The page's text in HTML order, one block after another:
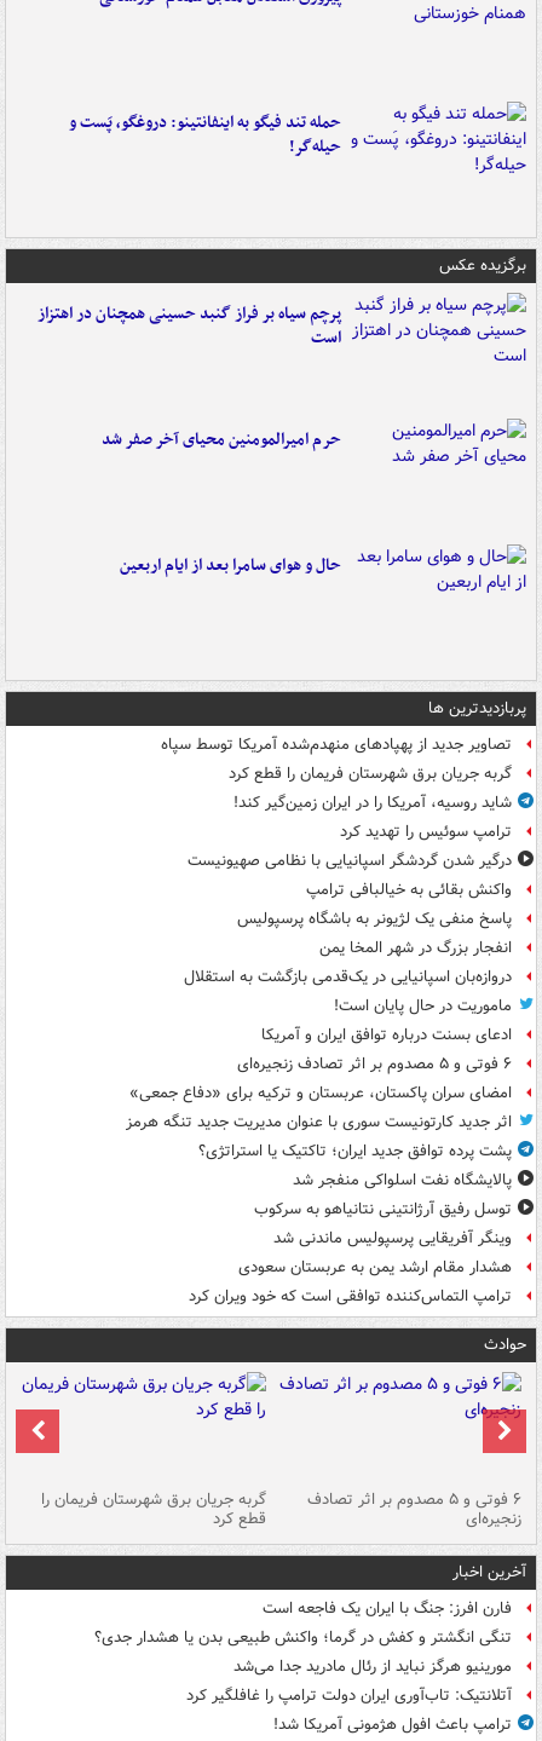
حمله تند فیگو به اینفانتینو: دروغگو، پَست‌ و
حیله‌گر!
برگزیده عکس
پرچم سیاه بر فراز گنبد حسینی همچنان در اهتزاز
است
حرم امیرالمومنین محیای آخر صفر شد
حال و هوای سامرا بعد از ایام اربعین
پربازدیدترین ها
تصاویر جدید از پهپادهای منهدم‌شده آمریکا توسط سپاه
گربه جریان برق شهرستان فریمان را قطع کرد
شاید روسیه، آمریکا را در ایران زمین‌گیر کند!
ترامپ سوئیس را تهدید کرد
درگیر شدن گردشگر اسپانیایی با نظامی صهیونیست
واکنش بقائی به خیالبافی ترامپ
پاسخ منفی یک لژیونر به باشگاه پرسپولیس
انفجار بزرگ در شهر المخا یمن
دروازه‌بان اسپانیایی در یک‌قدمی بازگشت به استقلال
ماموریت در حال پایان است!
ادعای بسنت درباره توافق ایران و آمریکا
۶ فوتی و ۵ مصدوم بر اثر تصادف زنجیره‌ای
امضای سران پاکستان، عربستان و ترکیه برای «دفاع جمعی»
اثر جدید کارتونیست سوری با عنوان مدیریت جدید تنگه هرمز
پشت پرده توافق جدید ایران؛ تاکتیک یا استراتژی؟
پالایشگاه نفت اسلواکی منفجر شد
توسل رفیق آرژانتینی نتانیاهو به سرکوب
وینگر آفریقایی پرسپولیس ماندنی شد
هشدار مقام ارشد یمن به عربستان سعودی
ترامپ التماس‌کننده توافقی است که خود ویران کرد
حوادث
۶ فوتی و ۵ مصدوم بر اثر تصادف
زنجیره‌ای
گربه جریان برق شهرستان فریمان را
قطع کرد
آخرین اخبار
فارن افرز: جنگ با ایران یک فاجعه است
تنگی انگشتر و کفش در گرما؛ واکنش طبیعی بدن یا هشدار جدی؟
مورینیو هرگز نباید از رئال مادرید جدا می‌شد
آتلانتیک: تاب‌آوری ایران دولت ترامپ را غافلگیر کرد
ترامپ باعث افول هژمونی آمریکا شد!